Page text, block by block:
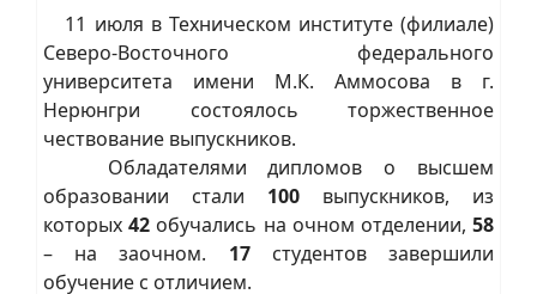
11 июля в Техническом институте (филиале)
Северо-Восточного федерального
университета имени М.К. Аммосова в г.
Нерюнгри состоялось торжественное
чествование выпускников.
Обладателями дипломов о высшем
образовании стали 100 выпускников, из
которых42 обучались на очном отделении,58
– на заочном. 17студентов завершили
обучение с отличием.